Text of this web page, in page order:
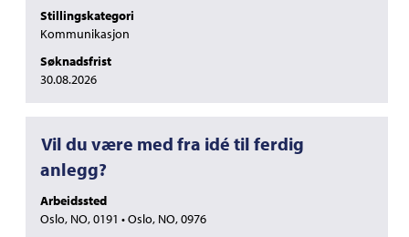
Stillingskategori
Kommunikasjon
Søknadsfrist
30.08.2026
innholdet
i
jobbinformasjonen.
Tittel
Vil du være med fra idé til ferdig
anlegg?
Arbeidssted
Oslo, NO, 0191 • Oslo, NO, 0976
Velg
mellomromstasten
for
å